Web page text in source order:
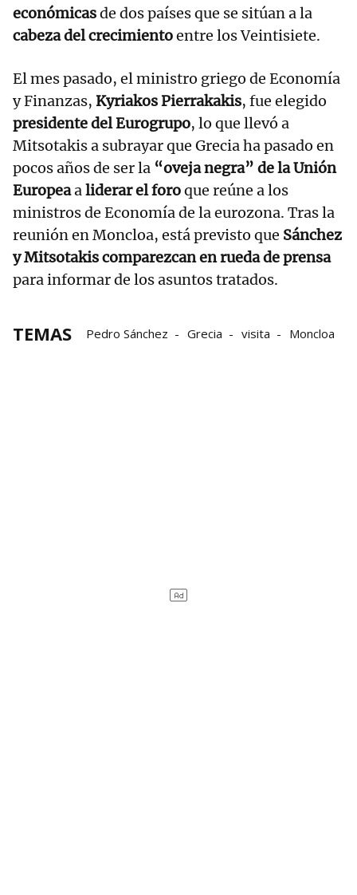
económicasde dos países que se sitúan a la
cabeza del crecimientoentre los Veintisiete.
El mes pasado, el ministro griego de Economía
y Finanzas, Kyriakos Pierrakakis, fue elegido
presidente del Eurogrupo, lo que llevó a
Mitsotakis a subrayar que Grecia ha pasado en
pocos años de ser la “oveja negra” de la Unión
Europeaaliderar el foroque reúne a los
ministros de Economía de la eurozona. Tras la
reunión en Moncloa, está previsto que Sánchez
y Mitsotakis comparezcan en rueda de prensa
para informar de los asuntos tratados.
TEMAS Pedro Sánchez Grecia visita Moncloa